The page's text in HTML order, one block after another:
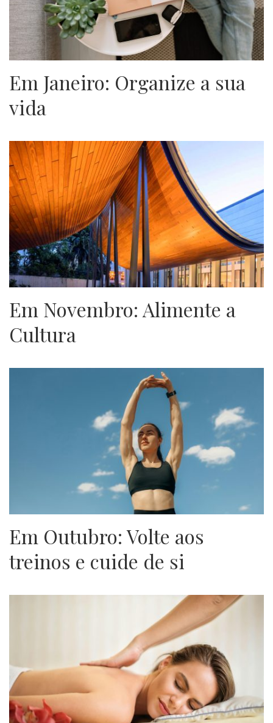
Em Janeiro: Organize a sua
vida
Em Novembro: Alimente a
Cultura
Em Outubro: Volte aos
treinos e cuide de si